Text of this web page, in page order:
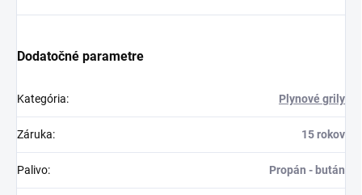
Dodatočné parametre
Kategória: Plynové grily
Záruka: 15 rokov
Palivo: Propán - bután